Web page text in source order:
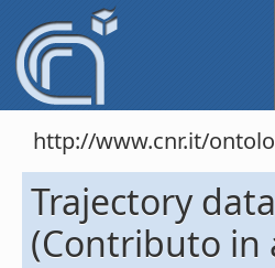
http://www.cnr.it/
Trajectory
(Contributo in